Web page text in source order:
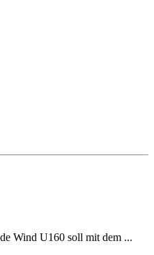
Wind U160 soll mit dem ...